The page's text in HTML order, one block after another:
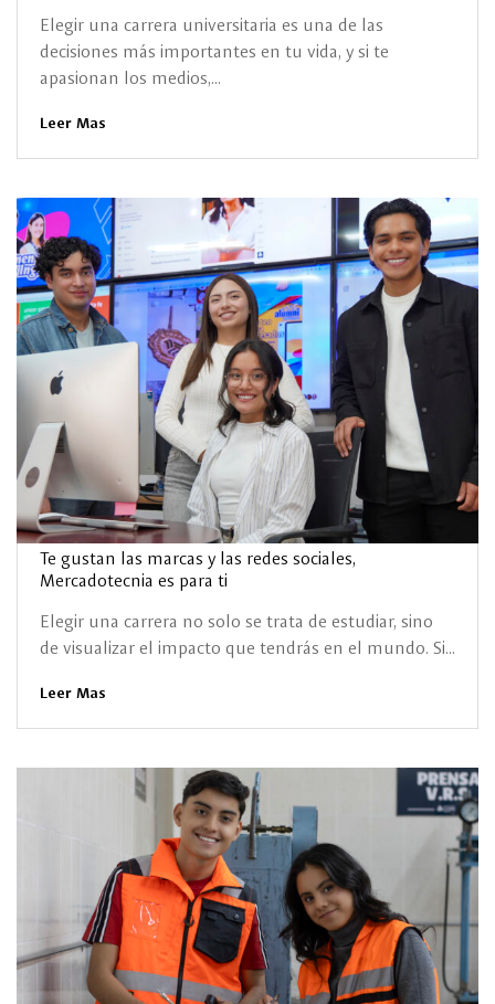
Elegir una carrera universitaria es una de las
decisiones más importantes en tu vida, y si te
apasionan los medios,...
Leer Mas
Te gustan las marcas y las redes sociales,
Mercadotecnia es para ti
Elegir una carrera no solo se trata de estudiar, sino
de visualizar el impacto que tendrás en el mundo. Si...
Leer Mas